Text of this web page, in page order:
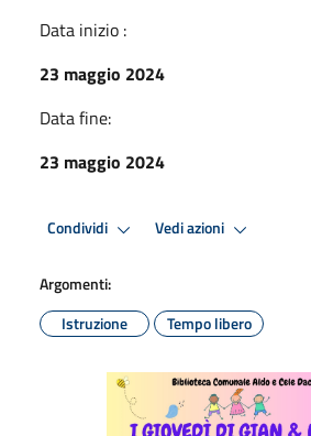
Data inizio :
23 maggio 2024
Data fine:
23 maggio 2024
Condividi Vedi azioni
Argomenti:
Istruzione
Tempo libero